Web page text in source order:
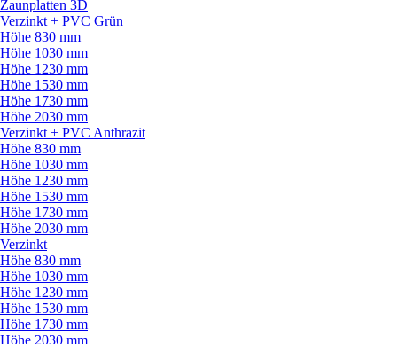
Zaunplatten 3D
Verzinkt + PVC Grün
Höhe 830 mm
Höhe 1030 mm
Höhe 1230 mm
Höhe 1530 mm
Höhe 1730 mm
Höhe 2030 mm
Verzinkt + PVC Anthrazit
Höhe 830 mm
Höhe 1030 mm
Höhe 1230 mm
Höhe 1530 mm
Höhe 1730 mm
Höhe 2030 mm
Verzinkt
Höhe 830 mm
Höhe 1030 mm
Höhe 1230 mm
Höhe 1530 mm
Höhe 1730 mm
Höhe 2030 mm